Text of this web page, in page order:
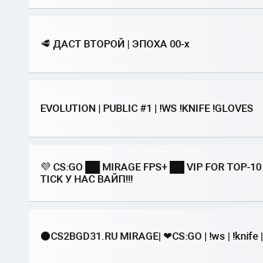
🥩 ДАСТ ВТОРОЙ | ЭПОХА 00-x
EVOLUTION | PUBLIC #1 | !WS !KNIFE !GLOVES
💜 CS:GO ██ MIRAGE FPS+ ██ VIP FOR TOP-
TICK У НАС ВАЙП!!!
⚫CS2BGD31.RU MIRAGE| ❤CS:GO | !ws | !knife